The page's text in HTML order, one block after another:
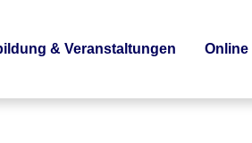
& Veranstaltungen Online